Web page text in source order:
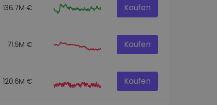
136.7M € Kaufen
71.5M € Kaufen
120.6M € Kaufen